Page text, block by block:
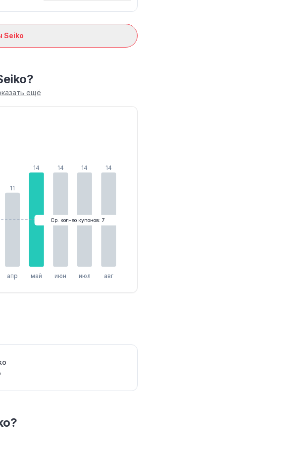
Seiko
ещё
11
апр
14
май
14
июн
14
июл
14
авг
Ср. кол-во купонов: 7